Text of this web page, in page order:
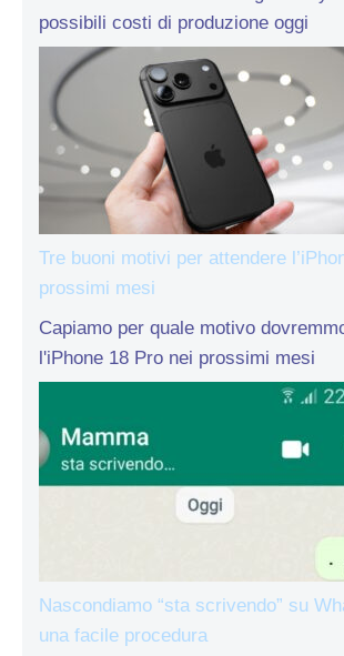
possibili costi di produzione oggi
Tre buoni motivi per attendere
prossimi mesi
Capiamo per quale motivo
l'iPhone 18 Pro nei prossimi mesi
Nascondiamo “sta scrivendo” su
una facile procedura